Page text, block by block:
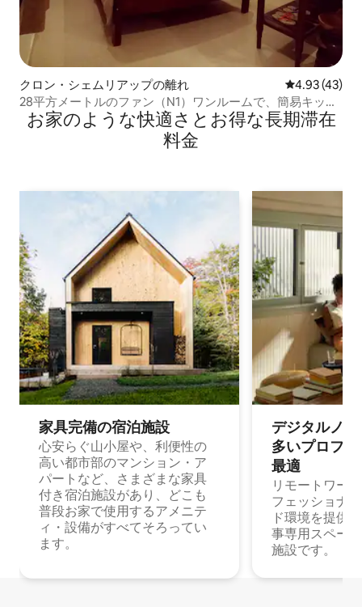
クロン・シェムリアップの離れ レビュー43
4.93 (43)
28平方メートルのファン（N1）ワンルームで、簡易キッチ
ンとバスルームがあります。
お家のような快⁠適⁠さ⁠とお⁠得⁠な長⁠期⁠滞⁠在
料⁠金
家具完備の宿⁠泊⁠施⁠設
心安らぐ山小屋や、利便性の
高い都市部のマンション・ア
パートなど、さまざまな家具
付き宿泊施設があり、どこも
普段お家で使用するアメニテ
ィ・設備がすべてそろってい
ます。
デジタルノ
多⁠いプ⁠ロ⁠フ⁠
最⁠適
リモートワー
フェッショナ
ド環境を提供
事専用スペー
施設です。